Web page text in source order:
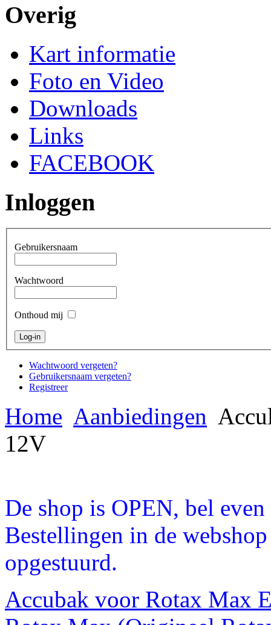
Overig
Kart informatie
Foto en Video
Downloads
Links
FACEBOOK
Inloggen
Gebruikersnaam
Wachtwoord
Onthoud mij
Wachtwoord vergeten?
Gebruikersnaam vergeten?
Registreer
Home Aanbiedingen
12V
De shop is OPEN, bel
Bestellingen in de
opgestuurd.
Accubak voor Rotax Max